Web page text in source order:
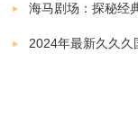
竞争与合作：游
作机制。玩家可